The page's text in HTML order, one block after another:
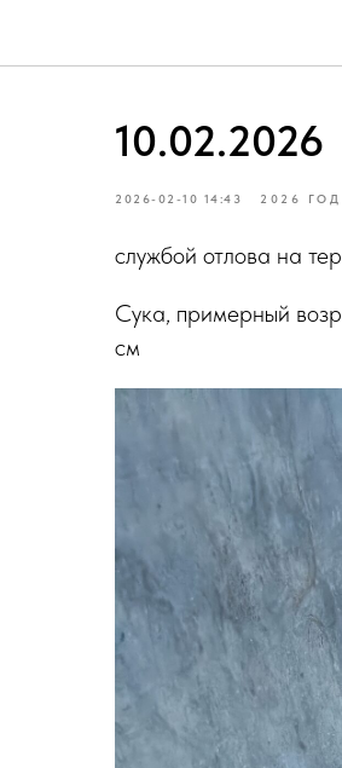
10.02.2026
2026-02-10 14:43 2026 ГОД
службой отлова на
Сука, примерный
см